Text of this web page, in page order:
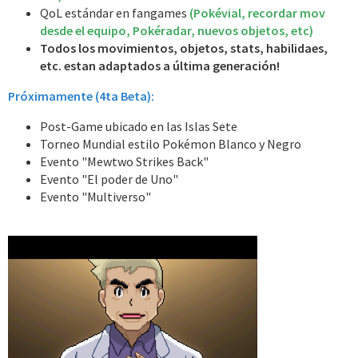
QoL estándar en fangames (Pokévial, recordar mov
desde el equipo, Pokéradar, nuevos objetos, etc)
Todos los movimientos, objetos, stats, habilidaes,
etc. estan adaptados a última generación!
Próximamente (4ta Beta):
Post-Game ubicado en las Islas Sete
Torneo Mundial estilo Pokémon Blanco y Negro
Evento "Mewtwo Strikes Back"
Evento "El poder de Uno"
Evento "Multiverso"